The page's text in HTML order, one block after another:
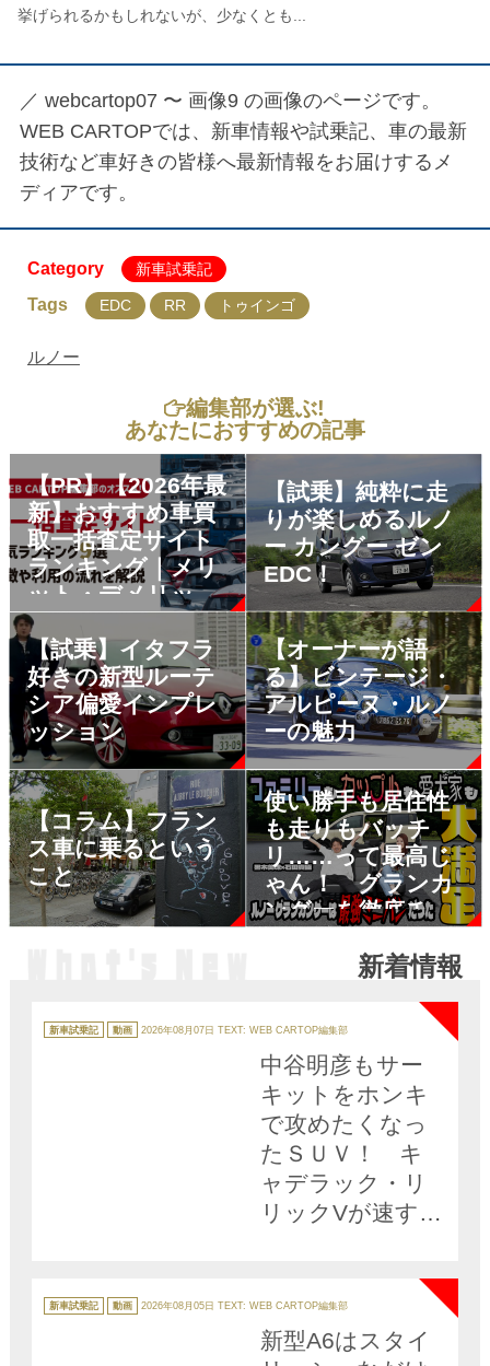
挙げられるかもしれないが、少なくとも...
／ webcartop07 〜 画像9 の画像のページです。
WEB CARTOPでは、新車情報や試乗記、車の最新
技術など車好きの皆様へ最新情報をお届けするメ
ディアです。
Category 新車試乗記
Tags EDC RR トゥインゴ
ルノー
編集部が選ぶ!
あなたにおすすめの記事
【PR】【2026年最
新】おすすめ車買
取一括査定サイト
ランキング｜メリ
ット・デメリット
も解説
【試乗】純粋に走
りが楽しめるルノ
ー カングー ゼン
EDC！
【試乗】イタフラ
好きの新型ルーテ
シア偏愛インプレ
ッション
【オーナーが語
る】ビンテージ・
アルピーヌ・ルノ
ーの魅力
【コラム】フラン
ス車に乗るという
こと
使い勝手も居住性
も走りもバッチ
リ……って最高じ
ゃん！ グランカ
ングーを徹底チェ
かなかった 黒木
画】【PR】
新着情報
テ
ゴ
新車試乗記 動画 2026年08月07日 TEXT: WEB CARTOP編集部
NEW
中谷明彦もサー
キットをホンキ
で攻めたくなっ
たＳＵＶ！ キ
ャデラック・リ
リックVが速すぎ
テ
ゴ
新車試乗記 動画 2026年08月05日 TEXT: WEB CARTOP編集部
新型A6はスタイ